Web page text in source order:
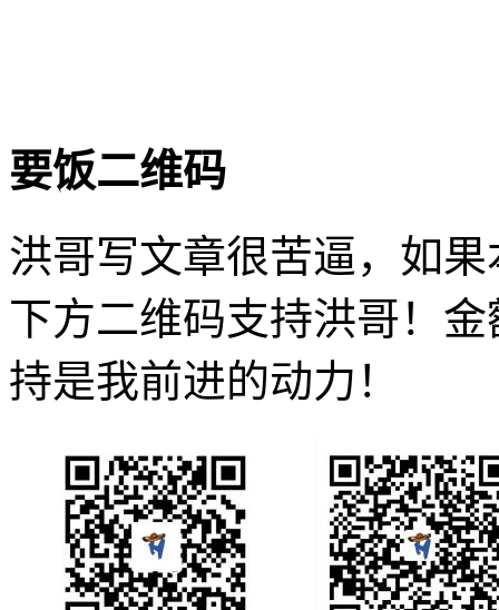
要饭二维码
洪哥写文章很苦逼，如
下方二维码支持洪哥！
持是我前进的动力！